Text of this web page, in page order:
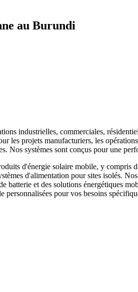
au Burundi
industrielles, commerciales,
projets manufacturiers, les
Nos systèmes sont conçus pour une
d'énergie solaire mobile, y compris
d'alimentation pour sites isolés.
batterie et des solutions énergétiques
personnalisées pour vos besoins